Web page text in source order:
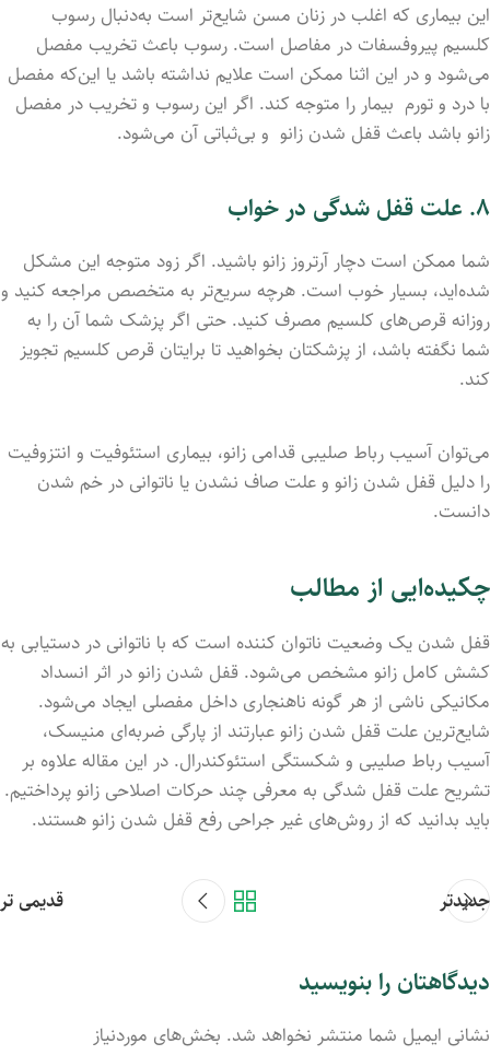
این بیماری که اغلب در زنان مسن شایع‌تر است به‌دنبال رسوب
کلسیم پیروفسفات در مفاصل است. رسوب باعث تخریب مفصل
می‌شود و در این اثنا ممکن است علایم نداشته باشد یا این‌که مفصل
با درد و تورم بیمار را متوجه کند. اگر این رسوب و تخریب در مفصل
زانو باشد باعث قفل شدن زانو و بی‌ثباتی آن می‌شود.
۸. علت قفل شدگی در خواب
شما ممکن است دچار آرتروز زانو باشید. اگر زود متوجه این مشکل
شده‌اید، بسیار خوب است. هرچه سریع‌تر به متخصص مراجعه کنید و
روزانه قرص‌های کلسیم مصرف کنید. حتی اگر پزشک شما آن را به
شما نگفته باشد، از پزشکتان بخواهید تا برایتان قرص کلسیم تجویز
کند.
می‌توان آسیب رباط صلیبی قدامی زانو، بیماری استئوفیت و انتزوفیت
را دلیل قفل شدن زانو و علت صاف نشدن یا ناتوانی در خم شدن
دانست.
چکیده‌ایی از مطالب
قفل شد‌ن یک وضعیت ناتوان کنند‌‎‌‌‌ه است که با ناتوانی در دستیابی به
کشش کامل زانو مشخص می‌شود. قفل شدن زانو در اثر انسداد
مکانیکی ناشی از هر گونه ناهنجاری داخل مفصلی ایجاد می‌شود.
شایع‌ترین علت قفل شدن زانو عبارتند از پارگی ضربه‌ای منیسک،
آسیب رباط صلیبی و شکستگی استئوکندرال. در این مقاله علاوه بر
تشریح علت قفل شدگی به معرفی چند حرکات اصلاحی زانو پرداختیم.
باید بدانید که از روش‌های غیر جراحی رفع قفل شدن زانو هستند.
جدیدتر قدیمی تر
دیدگاهتان را بنویسید
نشانی ایمیل شما منتشر نخواهد شد. بخش‌های موردنیاز